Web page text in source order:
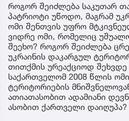
როგორ შეიძლება საკუთარ
პატრიოტი უწოდო, მაგრამ
ომი შენთვის უფრო
ვიდრე ომი, რომელიც
შეეხო? როგორ შეიძლება
უკრაინის დაკარგულ
თითქმის ურეაქციოდ
საქართველომ 2008 წლის
ტერიტორიების
ათიათასობით ადამიანი
ასობით ქართველი დაიღუპა?